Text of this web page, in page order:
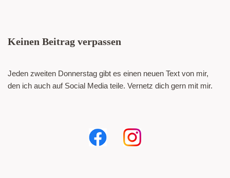
Keinen Beitrag verpassen
Jeden zweiten Donnerstag gibt es einen neuen Text von mir,
den ich auch auf Social Media teile. Vernetz dich gern mit mir.